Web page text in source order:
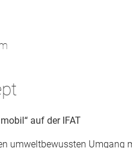
auf der IFAT
umweltbewussten Umgang